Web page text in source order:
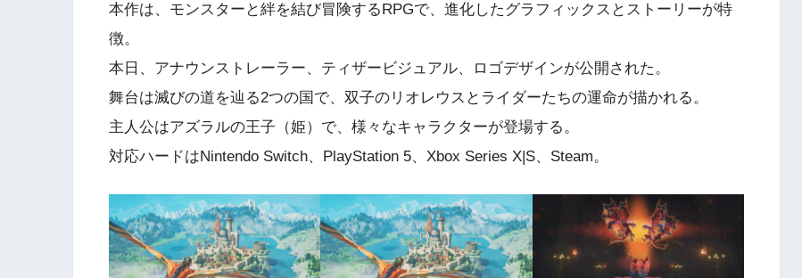
本作は、モンスターと絆を結び冒険するRPGで、進化したグラフィックスとストーリーが特
徴。
本日、アナウンストレーラー、ティザービジュアル、ロゴデザインが公開された。
舞台は滅びの道を辿る2つの国で、双子のリオレウスとライダーたちの運命が描かれる。
主人公はアズラルの王子（姫）で、様々なキャラクターが登場する。
対応ハードはNintendo Switch、PlayStation 5、Xbox Series X|S、Steam。